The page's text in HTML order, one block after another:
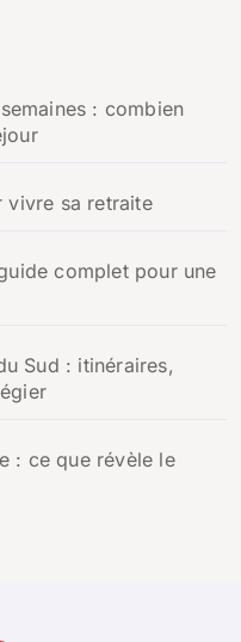
: combien
vivre sa retraite
complet pour une
Sud : itinéraires,
: ce que révèle le